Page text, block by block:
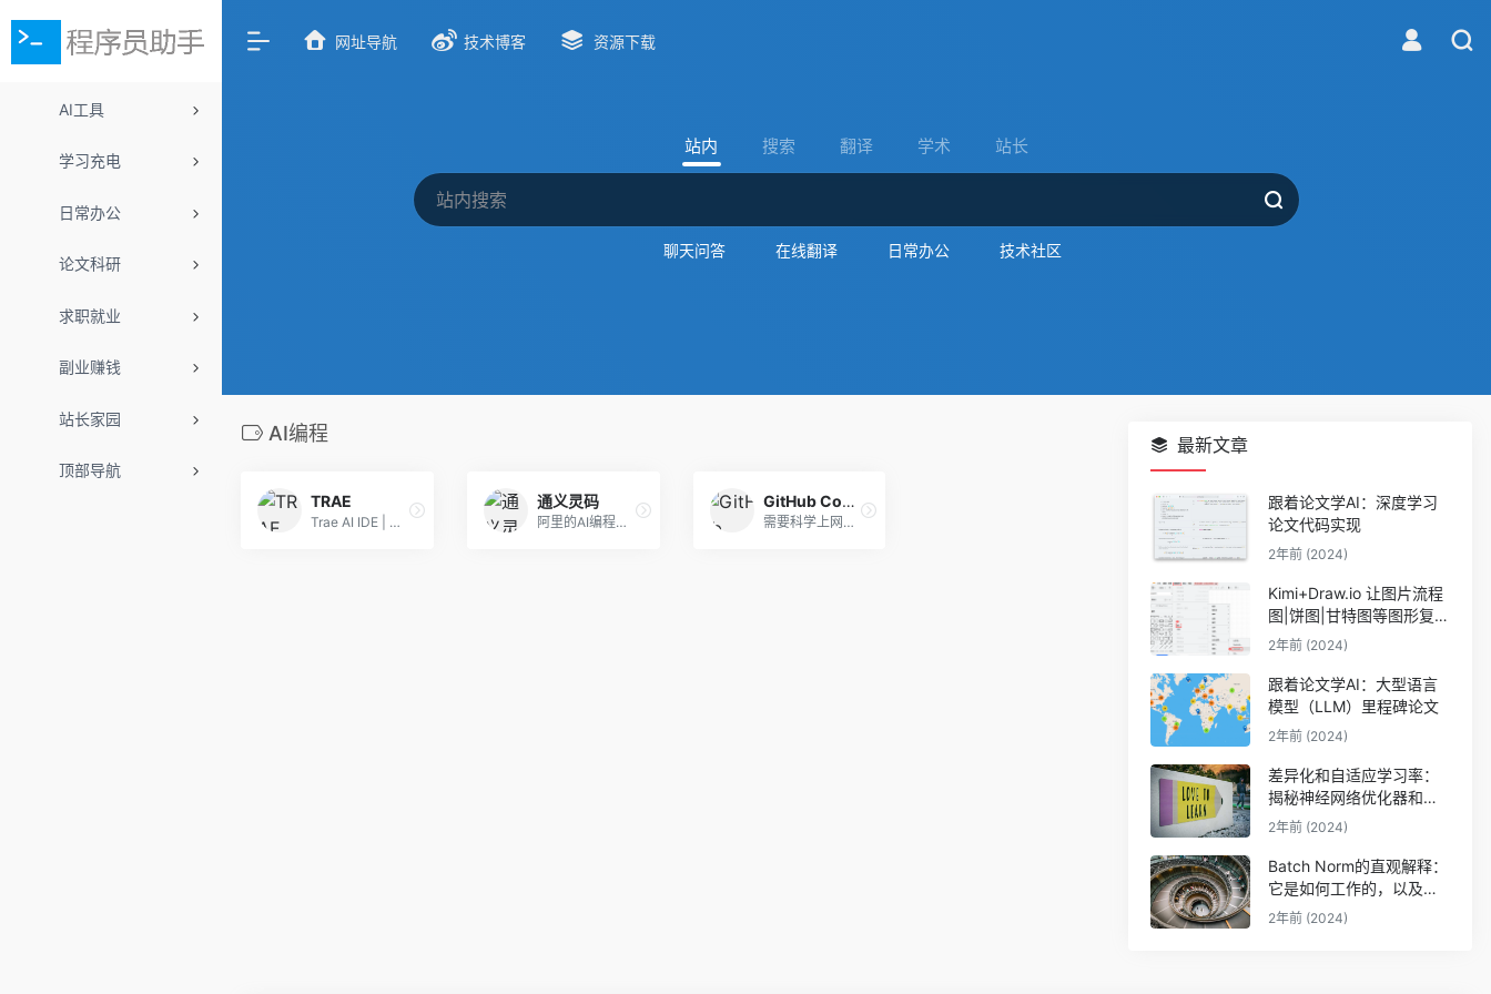
AI工具
学习充电
日常办公
论文科研
求职就业
副业赚钱
站长家园
顶部导航
网址导航 技术博客 资源下载
站内 搜索 翻译 学术 站长
聊天问答 在线翻译 日常办公 技术社区
AI编程
TRAE
Trae AI IDE | 国内首款AI原生集成开发环境，深度集成Doubao-1.5-pro与DeepSeek模型，支持中文自然语言一键生成完整代码框架，实时预览前端效果并智能修复BUG。首创Builder模式实现需求到代码的自动化开发，兼容Windows/macOS系统，官网下载即用。
通义灵码
阿里的AI编程助手。灵动指间，快码加编，你的智能编码助手。基于通义大模型，提供代码智能生成、研发智能问答能力。
GitHub Copilot
需要科学上网，Github官方出品的AI编程助手,也是现在生成质量和理解程度最高的助手，每年100美金。
最新文章
跟着论文学AI：深度学习
论文代码实现
2年前 (2024)
Kimi+Draw.io 让图片流程
图|饼图|甘特图等图形复活
（可编辑）
2年前 (2024)
跟着论文学AI：大型语言
模型（LLM）里程碑论文
2年前 (2024)
差异化和自适应学习率：
揭秘神经网络优化器和调
度器
2年前 (2024)
Batch Norm的直观解释：
它是如何工作的，以及神
经网络为什么需要它
2年前 (2024)